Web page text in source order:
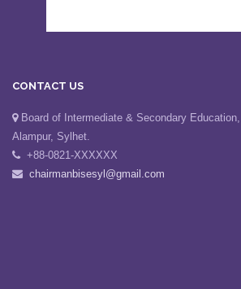
Board of Intermediate & Secondary Education,
Alampur, Sylhet.
+88-0821-XXXXXX